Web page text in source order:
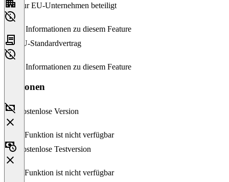
Nur EU-Unternehmen beteiligt
Keine Informationen zu diesem Feature
EU-Standardvertrag
Keine Informationen zu diesem Feature
Versionen
Kostenlose Version
Diese Funktion ist nicht verfügbar
Kostenlose Testversion
Diese Funktion ist nicht verfügbar